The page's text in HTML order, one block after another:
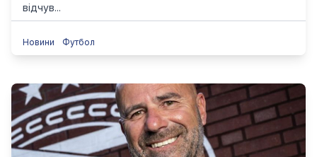
відчув...
Новини Футбол